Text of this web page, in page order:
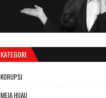
KATEGORI
KORUPSI
MEJA HIJAU